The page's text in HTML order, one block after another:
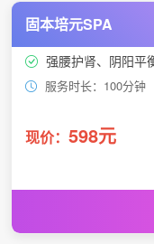
固本培元SPA
强腰护肾、阴阳平
服务时长：100分钟
现价： 598元